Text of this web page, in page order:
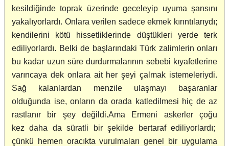
kesildiğinde toprak üzerinde geceleyip uyuma şansını
yakalıyorlardı. Onlara verilen sadece ekmek kırıntılarıydı;
kendilerini kötü hissetliklerinde düştükleri yerde terk
ediliyorlardı. Belki de başlarındaki Türk zalimlerin onları
bu kadar uzun süre durdurmalarının sebebi kıyafetlerine
varıncaya dek onlara ait her şeyi çalmak istemeleriydi.
Sağ kalanlardan menzile ulaşmayı başaranlar
olduğunda ise, onların da orada katledilmesi hiç de az
rastlanır bir şey değildi.Ama Ermeni askerler çoğu
kez daha da süratli bir şekilde bertaraf ediliyorlardı;
çünkü hemen oracıkta vurulmaları genel bir uygulama